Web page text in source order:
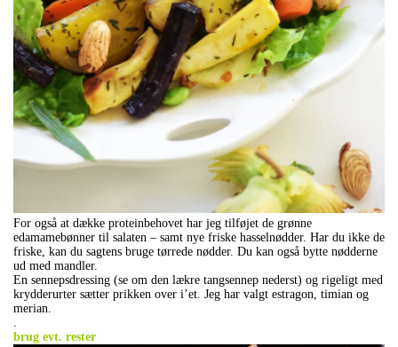
For også at dække proteinbehovet har jeg tilføjet de grønne
edamamebønner til salaten – samt nye friske hasselnødder. Har du ikke de
friske, kan du sagtens bruge tørrede nødder. Du kan også bytte nødderne
ud med mandler.
En sennepsdressing (se om den lækre tangsennep nederst) og rigeligt med
krydderurter sætter prikken over i’et. Jeg har valgt estragon, timian og
merian.
.
brug evt. rester